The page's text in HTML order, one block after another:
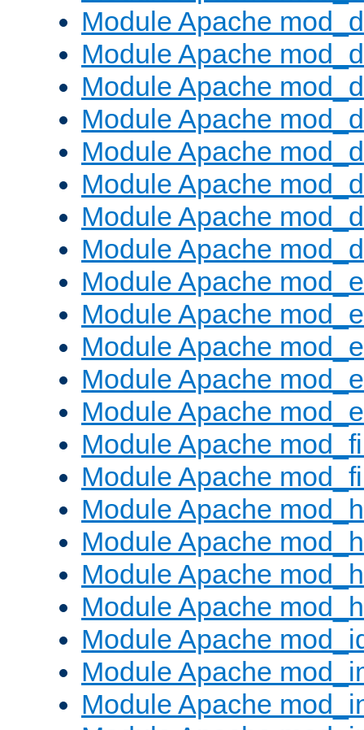
Module Apache
Module Apache
Module Apache
Module Apache
Module Apache
Module Apache
Module Apache
Module Apache
Module Apache
Module Apache
Module Apache
Module Apache
Module Apache
Module Apache
Module Apache
Module Apache
Module Apache
Module Apache
Module Apache
Module Apache
Module Apache
Module Apache